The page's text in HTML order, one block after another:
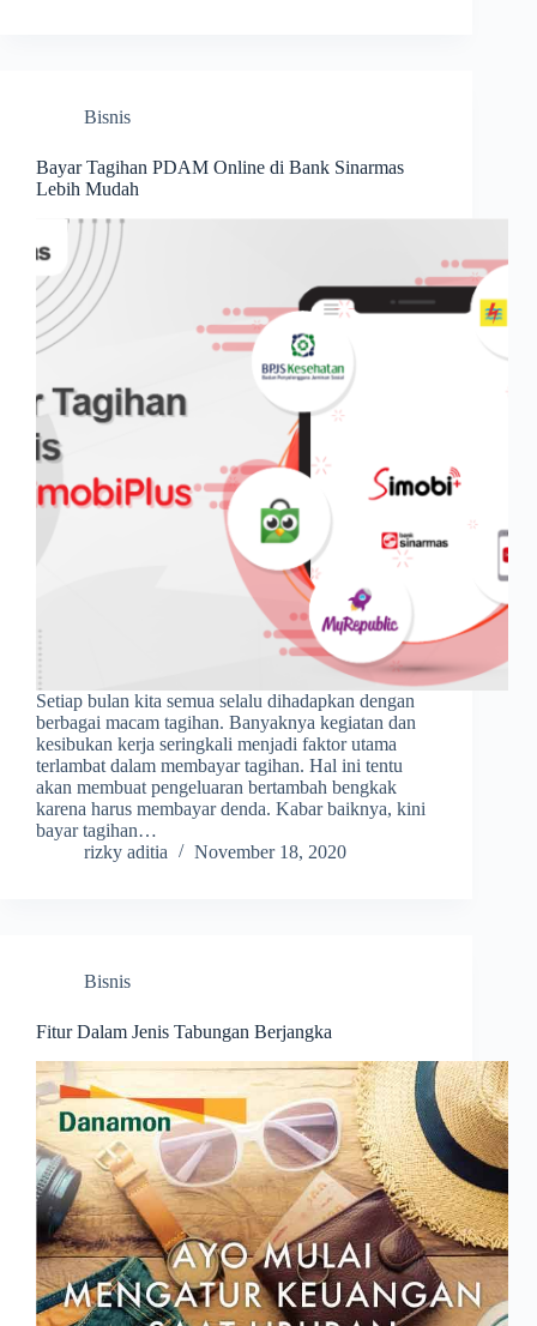
Bisnis
Bayar Tagihan PDAM Online di Bank Sinarmas
Lebih Mudah
Setiap bulan kita semua selalu dihadapkan dengan
berbagai macam tagihan. Banyaknya kegiatan dan
kesibukan kerja seringkali menjadi faktor utama
terlambat dalam membayar tagihan. Hal ini tentu
akan membuat pengeluaran bertambah bengkak
karena harus membayar denda. Kabar baiknya, kini
bayar tagihan…
rizky aditia
November 18, 2020
Bisnis
Fitur Dalam Jenis Tabungan Berjangka